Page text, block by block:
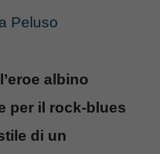
Peluso
albino
per il rock-blues
di un